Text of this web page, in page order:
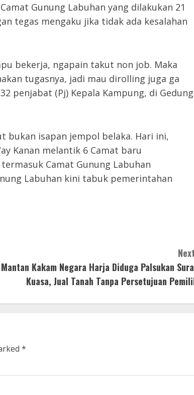
Gunung Labuhan yang dilakukan 21
tegas mengaku jika tidak ada kesalahan
bekerja, ngapain takut non job. Maka
tugasnya, jadi mau dirolling juga ga
penjabat (Pj) Kepala Kampung, di Gedung
bukan isapan jempol belaka. Hari ini,
Kanan melantik 6 Camat baru
Camat Gunung Labuhan
Labuhan kini tabuk pemerintahan
Mantan Kakam Negara Harja Diduga Palsukan
Kuasa, Jual Tanah Tanpa Persetujuan
*